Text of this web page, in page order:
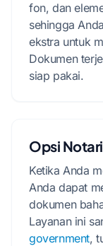
fon, dan
sehingga
ekstra untuk
Dokumen
siap pakai.
Opsi
Ketika Anda
Anda dapat
dokumen
Layanan ini
government,